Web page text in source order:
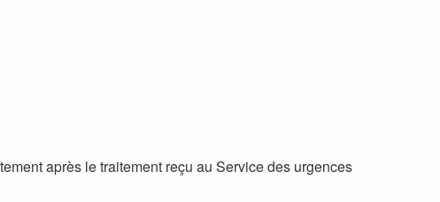
après le traitement reçu au Service des urgences